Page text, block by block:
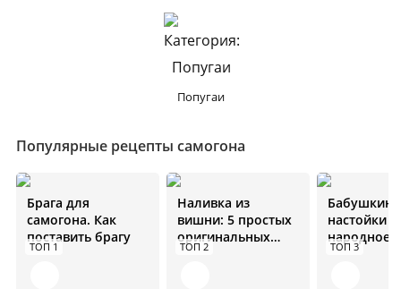
Попугаи
Популярные рецепты самогона
ТОП 1
Брага для
самогона. Как
поставить брагу
ТОП 2
Наливка из
вишни: 5 простых
оригинальных
рецептов
ТОП 3
Бабушкин
настойки
народное
средство